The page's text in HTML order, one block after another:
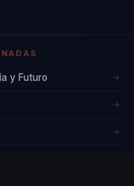
y Futuro →
→
→